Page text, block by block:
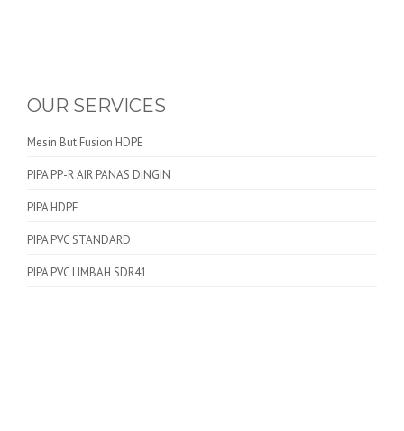
OUR SERVICES
Mesin But Fusion HDPE
PIPA PP-R AIR PANAS DINGIN
PIPA HDPE
PIPA PVC STANDARD
PIPA PVC LIMBAH SDR41